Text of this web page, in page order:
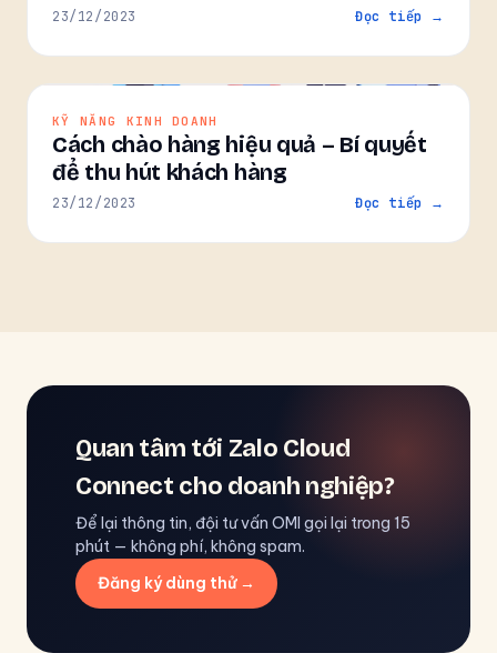
23/12/2023 Đọc tiếp →
KỸ NĂNG KINH DOANH
Cách chào hàng hiệu quả – Bí quyết
để thu hút khách hàng
23/12/2023 Đọc tiếp →
Quan tâm tới Zalo Cloud
Connect cho doanh nghiệp?
Để lại thông tin, đội tư vấn OMI gọi lại trong 15
phút — không phí, không spam.
Đăng ký dùng thử →